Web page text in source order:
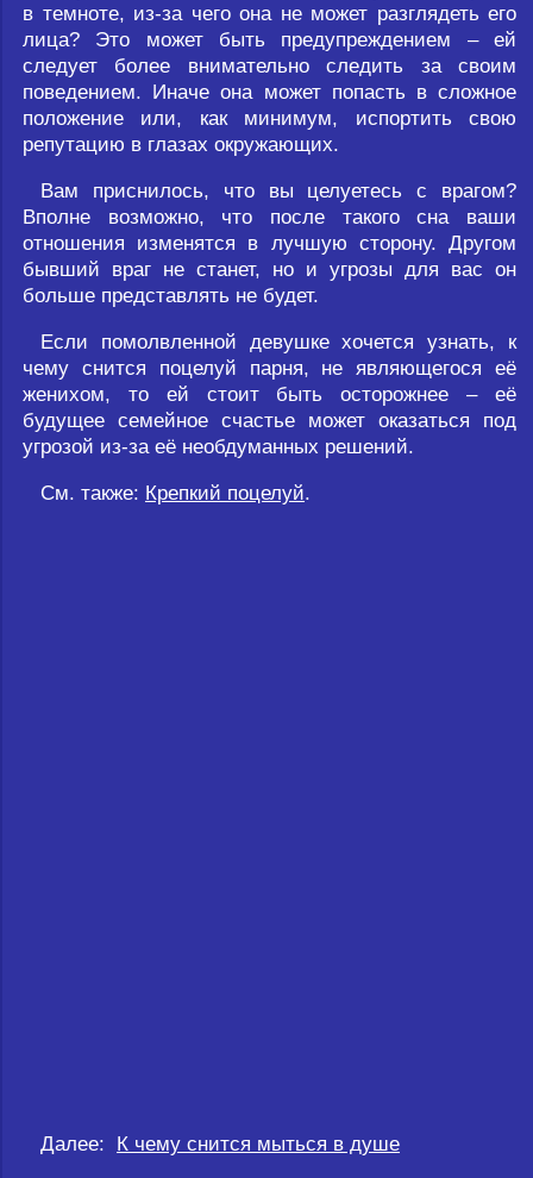
в темноте, из-за чего она не может разглядеть его
лица? Это может быть предупреждением – ей
следует более внимательно следить за своим
поведением. Иначе она может попасть в сложное
положение или, как минимум, испортить свою
репутацию в глазах окружающих.
Вам приснилось, что вы целуетесь с врагом?
Вполне возможно, что после такого сна ваши
отношения изменятся в лучшую сторону. Другом
бывший враг не станет, но и угрозы для вас он
больше представлять не будет.
Если помолвленной девушке хочется узнать, к
чему снится поцелуй парня, не являющегося её
женихом, то ей стоит быть осторожнее – её
будущее семейное счастье может оказаться под
угрозой из-за её необдуманных решений.
См. также: Крепкий поцелуй.
Далее: К чему снится мыться в душе